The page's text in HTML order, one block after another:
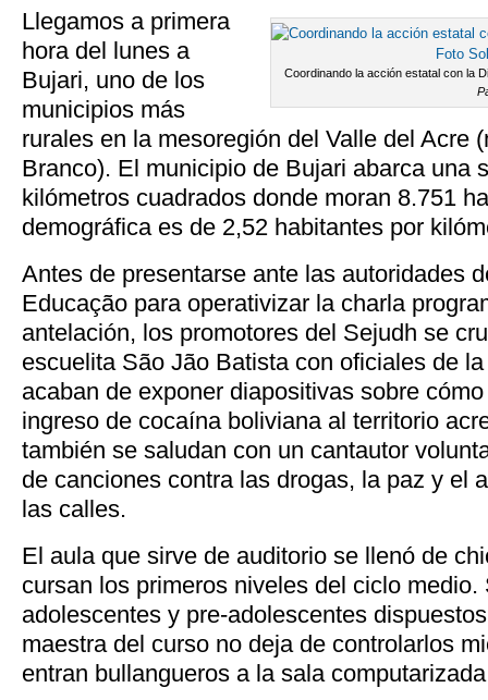
Coordinando la acción estatal con la
Llegamos a primera
hora del lunes a
Bujari, uno de los
municipios más
rurales en la mesoregión del Valle del Acre
Branco). El municipio de Bujari abarca una
kilómetros cuadrados donde moran 8.751
demográfica es de 2,52 habitantes por
Antes de presentarse ante las autoridades
Educação para operativizar la charla
antelación, los promotores del Sejudh se
escuelita São Jão Batista con oficiales de
acaban de exponer diapositivas sobre
ingreso de cocaína boliviana al territorio
también se saludan con un cantautor
de canciones contra las drogas, la paz y el
las calles.
El aula que sirve de auditorio se llenó de
cursan los primeros niveles del ciclo medio.
adolescentes y pre-adolescentes
maestra del curso no deja de controlarlos
entran bullangueros a la sala